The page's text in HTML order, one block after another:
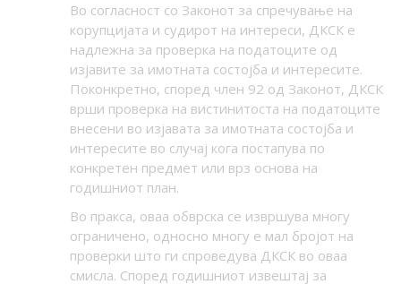
Во согласност со Законот за спречување на
корупцијата и судирот на интереси, ДКСК е
надлежна за проверка на податоците од
изјавите за имотната состојба и интересите.
Поконкретно, според член 92 од Законот, ДКСК
врши проверка на вистинитоста на податоците
внесени во изјавата за имотната состојба и
интересите во случај кога постапува по
конкретен предмет или врз основа на
годишниот план.
Во пракса, оваа обврска се извршува многу
ограничено, односно многу е мал бројот на
проверки што ги спроведува ДКСК во оваа
смисла. Според годишниот извештај за